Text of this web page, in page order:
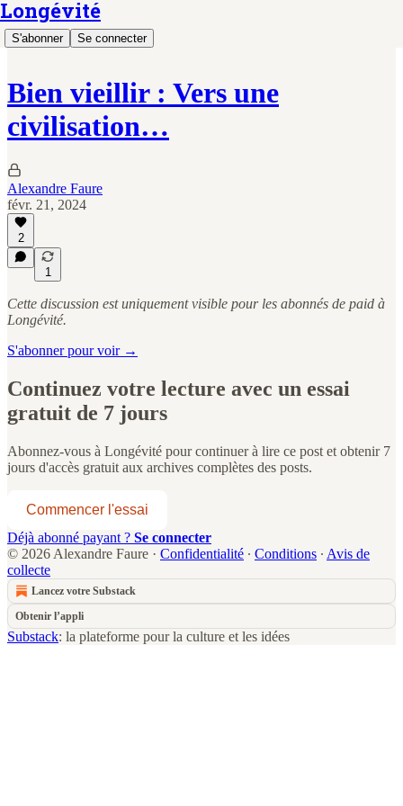
Longévité
S'abonner Se connecter
Bien vieillir : Vers une
civilisation…
Alexandre Faure
févr. 21, 2024
2
1
Cette discussion est uniquement visible pour les abonnés de paid à
Longévité.
S'abonner pour voir →
Continuez votre lecture avec un essai
gratuit de 7 jours
Abonnez-vous à Longévité pour continuer à lire ce post et obtenir 7
jours d'accès gratuit aux archives complètes des posts.
Commencer l'essai
Déjà abonné payant ? Se connecter
© 2026 Alexandre Faure · Confidentialité ∙ Conditions ∙ Avis de
collecte
Lancez votre Substack
Obtenir l’appli
Substack: la plateforme pour la culture et les idées